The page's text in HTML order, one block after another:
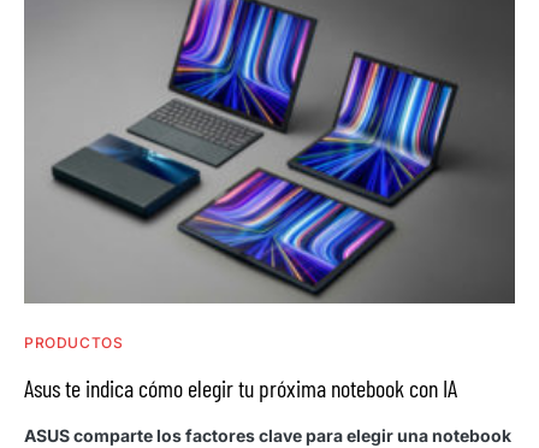
PRODUCTOS
Asus te indica cómo elegir tu próxima notebook con IA
ASUS comparte los factores clave para elegir una notebook